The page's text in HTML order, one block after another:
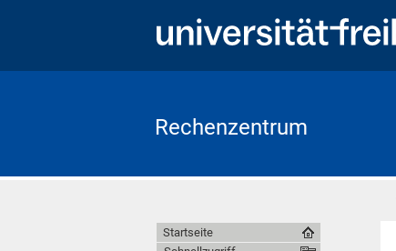
Rechenzentrum
Startseite